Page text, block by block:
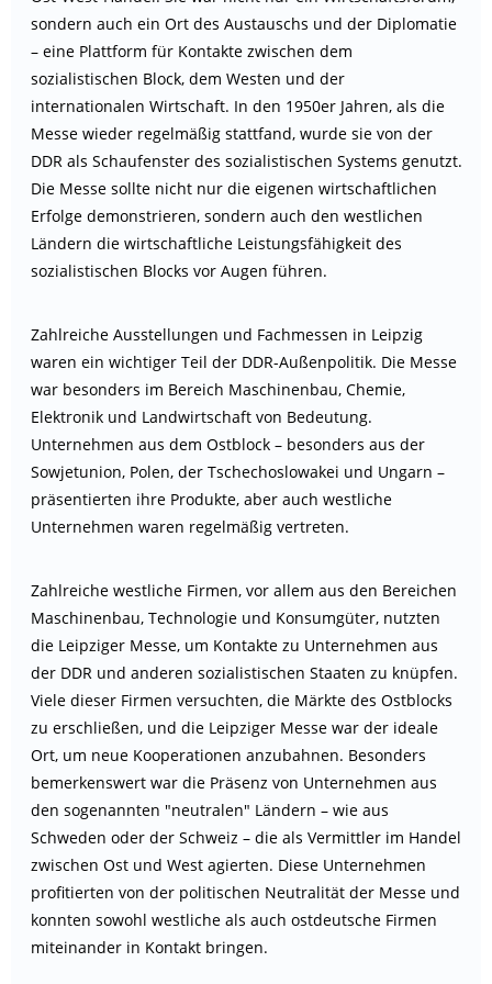
sondern auch ein Ort des Austauschs und der Diplomatie
– eine Plattform für Kontakte zwischen dem
sozialistischen Block, dem Westen und der
internationalen Wirtschaft. In den 1950er Jahren, als die
Messe wieder regelmäßig stattfand, wurde sie von der
DDR als Schaufenster des sozialistischen Systems genutzt.
Die Messe sollte nicht nur die eigenen wirtschaftlichen
Erfolge demonstrieren, sondern auch den westlichen
Ländern die wirtschaftliche Leistungsfähigkeit des
sozialistischen Blocks vor Augen führen.
Zahlreiche Ausstellungen und Fachmessen in Leipzig
waren ein wichtiger Teil der DDR-Außenpolitik. Die Messe
war besonders im Bereich Maschinenbau, Chemie,
Elektronik und Landwirtschaft von Bedeutung.
Unternehmen aus dem Ostblock – besonders aus der
Sowjetunion, Polen, der Tschechoslowakei und Ungarn –
präsentierten ihre Produkte, aber auch westliche
Unternehmen waren regelmäßig vertreten.
Zahlreiche westliche Firmen, vor allem aus den Bereichen
Maschinenbau, Technologie und Konsumgüter, nutzten
die Leipziger Messe, um Kontakte zu Unternehmen aus
der DDR und anderen sozialistischen Staaten zu knüpfen.
Viele dieser Firmen versuchten, die Märkte des Ostblocks
zu erschließen, und die Leipziger Messe war der ideale
Ort, um neue Kooperationen anzubahnen. Besonders
bemerkenswert war die Präsenz von Unternehmen aus
den sogenannten "neutralen" Ländern – wie aus
Schweden oder der Schweiz – die als Vermittler im Handel
zwischen Ost und West agierten. Diese Unternehmen
profitierten von der politischen Neutralität der Messe und
konnten sowohl westliche als auch ostdeutsche Firmen
miteinander in Kontakt bringen.